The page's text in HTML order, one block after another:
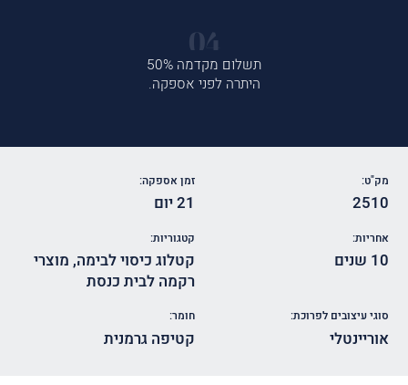
תשלום מקדמה 50%
היתרה לפני אספקה.
מק"ט:
2510
זמן אספקה:
21 יום
אחריות:
10 שנים
קטגוריות:
קטלוג כיסוי לבימה, מוצרי
רקמה לבית כנסת
סוגי עיצובים לפרוכת:
אוריינטלי
חומר:
קטיפה גרמנית